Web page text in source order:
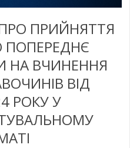
ПРИЙНЯТТЯ
ПОПЕРЕДНЄ
НА ВЧИНЕННЯ
ВІД
РОКУ У